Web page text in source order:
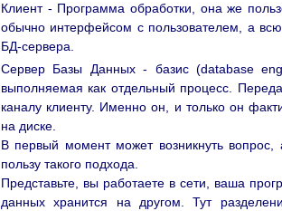
Клиент - Программа обработки, она же
обычно интерфейсом с пользователем, а
БД-сервера.
Сервер Базы Данных - базис (database
выполняемая как отдельный процесс.
каналу клиенту. Именно он, и только он
на диске.
В первый момент может возникнуть вопрос,
пользу такого подхода.
Представьте, вы работаете в сети, ваша
данных хранится на другом. Тут